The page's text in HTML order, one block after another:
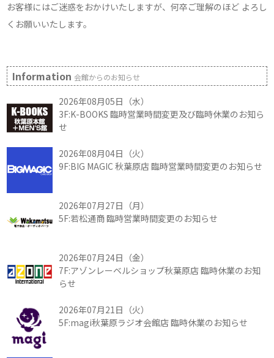
お客様にはご迷惑をおかけいたしますが、何卒ご理解のほど よろし
くお願いいたします。
Information会館からのお知らせ
2026年08月05日（水）
3F:K-BOOKS 臨時営業時間変更及び臨時休業のお知ら
せ
2026年08月04日（火）
9F:BIG MAGIC 秋葉原店 臨時営業時間変更のお知らせ
2026年07月27日（月）
5F:若松通商 臨時営業時間変更のお知らせ
2026年07月24日（金）
7F:アゾンレーベルショップ秋葉原店 臨時休業のお知
らせ
2026年07月21日（火）
5F:magi秋葉原ラジオ会館店 臨時休業のお知らせ